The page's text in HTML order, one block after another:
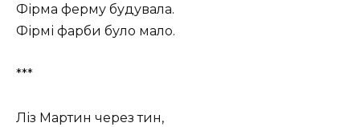
Фірма ферму будувала.
Фірмі фарби було мало.
***
Ліз Мартин через тин,